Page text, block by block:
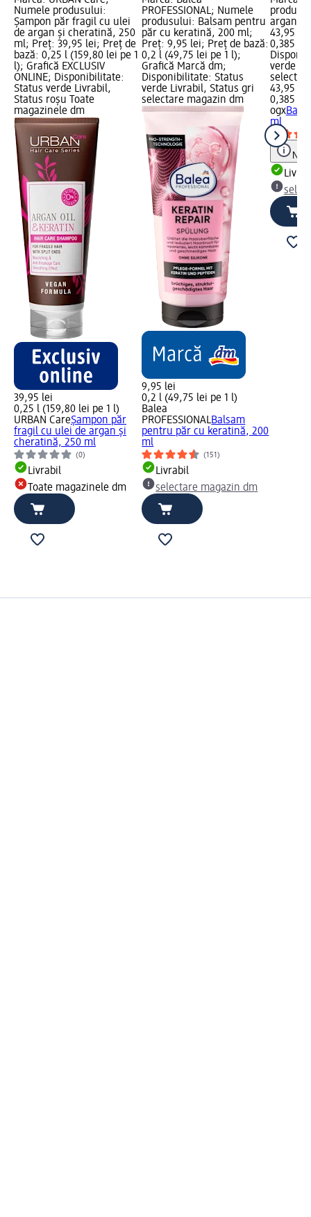
Numele produsului:
Șampon păr fragil cu ulei
de argan și cheratină, 250
ml; Preț: 39,95 lei; Preț de
bază: 0,25 l (159,80 lei pe 1
l); Grafică EXCLUSIV
ONLINE; Disponibilitate:
Status verde Livrabil,
Status roșu Toate
magazinele dm
39,95 lei
0,25 l (159,80 lei pe 1 l)
URBAN CareȘampon păr
fragil cu ulei de argan și
cheratină, 250 ml
(0)
Livrabil
Toate magazinele dm
PROFESSIONAL; Numele
produsului: Balsam pentru
păr cu keratină, 200 ml;
Preț: 9,95 lei; Preț de bază:
0,2 l (49,75 lei pe 1 l);
Grafică Marcă dm;
Disponibilitate: Status
verde Livrabil, Status gri
selectare magazin dm
9,95 lei
0,2 l (49,75 lei pe 1 l)
Balea
PROFESSIONALBalsam
pentru păr cu keratină, 200
ml
(151)
Livrabil
selectare magazin dm
argan,
43,95
0,385 l
verde
43,95 lei
0,385 l
ogx
ml
Notă